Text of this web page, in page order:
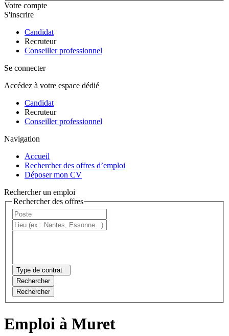
Votre compte
S'inscrire
Candidat
Recruteur
Conseiller professionnel
Se connecter
Accédez à votre espace dédié
Candidat
Recruteur
Conseiller professionnel
Navigation
Accueil
Rechercher des offres d’emploi
Déposer mon CV
Rechercher un emploi
Rechercher des offres
Type de contrat
Rechercher
Rechercher
Emploi à Muret